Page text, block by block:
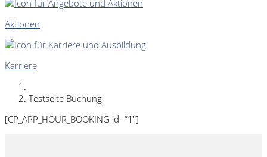
Aktionen
Karriere
Testseite Buchung
[CP_APP_HOUR_BOOKING id=“1″]